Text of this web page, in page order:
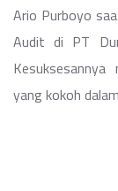
Ario Purboyo
Audit di PT
Kesuksesannya
yang kokoh